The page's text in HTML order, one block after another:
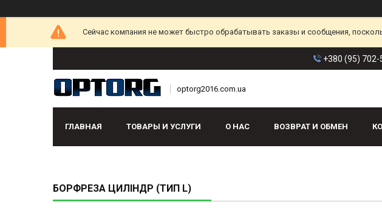
Сейчас компания не может быстро обрабатывать заказы и сообщения,
+380 (95) 702-
optorg2016.com.ua
ГЛАВНАЯ ТОВАРЫ И УСЛУГИ О НАС ВОЗВРАТ И ОБМЕН
БОРФРЕЗА ЦИЛІНДР (ТИП L)